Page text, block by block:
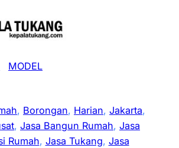
MODEL
, Borongan, Harian, Jakarta
, Jasa Bangun Rumah, Jasa
Rumah, Jasa Tukang, Jasa